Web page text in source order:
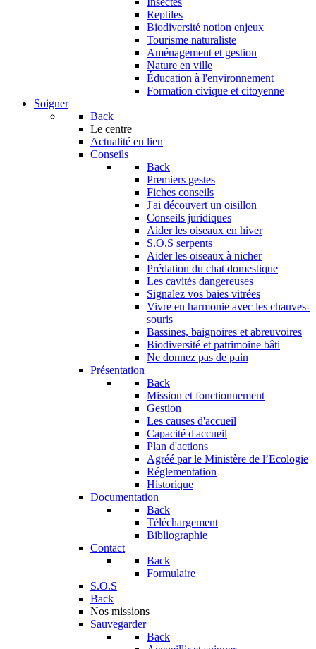
Reptiles
Biodiversité notion enjeux
Tourisme naturaliste
Aménagement et gestion
Nature en ville
Éducation à l'environnement
Formation civique et citoyenne
Soigner
Back
Le centre
Actualité en lien
Conseils
Back
Premiers gestes
Fiches conseils
J'ai découvert un oisillon
Conseils juridiques
Aider les oiseaux en hiver
S.O.S serpents
Aider les oiseaux à nicher
Prédation du chat domestique
Les cavités dangereuses
Signalez vos baies vitrées
Vivre en harmonie avec les chauves-
souris
Bassines, baignoires et abreuvoires
Biodiversité et patrimoine bâti
Ne donnez pas de pain
Présentation
Back
Mission et fonctionnement
Gestion
Les causes d'accueil
Capacité d'accueil
Plan d'actions
Agréé par le Ministère de l’Ecologie
Réglementation
Historique
Documentation
Back
Téléchargement
Bibliographie
Contact
Back
Formulaire
S.O.S
Back
Nos missions
Sauvegarder
Back